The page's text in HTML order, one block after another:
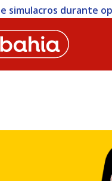
simulacros durante